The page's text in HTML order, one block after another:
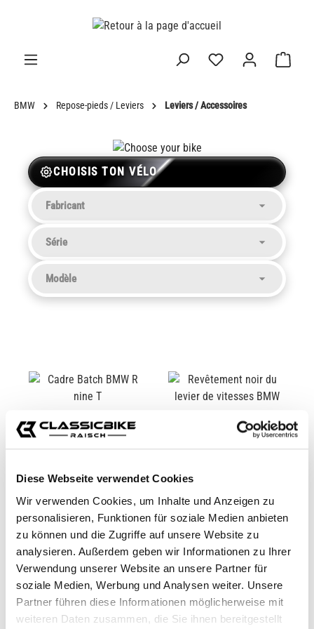
Diese Webseite verwendet Cookies
Wir verwenden Cookies, um Inhalte und Anzeigen zu
personalisieren, Funktionen für soziale Medien anbieten
zu können und die Zugriffe auf unsere Website zu
analysieren. Außerdem geben wir Informationen zu Ihrer
Verwendung unserer Website an unsere Partner für
soziale Medien, Werbung und Analysen weiter. Unsere
Partner führen diese Informationen möglicherweise mit
weiteren Daten zusammen, die Sie ihnen bereitgestellt
BMW Repose-pieds / Leviers Leviers / Accessoires
CHOISIS TON VÉLO
CADRE BATCH BMW R
NINE T
De24,95 €*
REVÊTEMENT NOIR DU
LEVIER DE VITESSES
BMW
CB12112
45,00 €*